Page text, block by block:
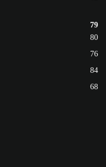
79
80
76
84
68